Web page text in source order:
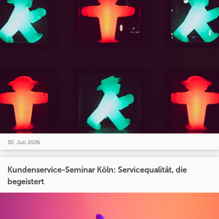
30. Juli 2026
Kundenservice-Seminar Köln: Servicequalität, die
begeistert